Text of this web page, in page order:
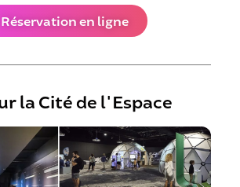
Réservation en ligne
la Cité de l'Espace